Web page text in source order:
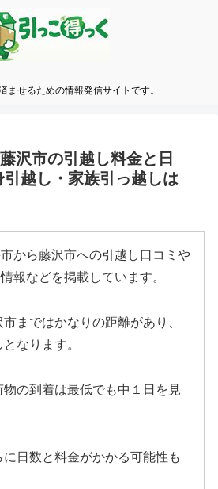
ませるための情報発信サイトです。
沢市の引越し料金と日
越し・家族引っ越しは
から藤沢市への引越し口コミや
報などを掲載しています。
まではかなりの距離があり、
なります。
の到着は最低でも中１日を見
日数と料金がかかる可能性も